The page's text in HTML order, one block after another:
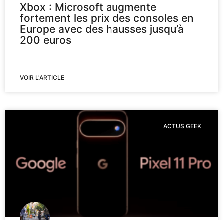
Xbox : Microsoft augmente
fortement les prix des consoles en
Europe avec des hausses jusqu’à
200 euros
VOIR L'ARTICLE
ACTUS GEEK